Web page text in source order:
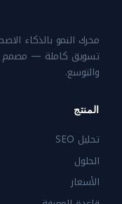
تسويق كاملة — مصمم
والتوسع.
المنتج
تحليل SEO
الحلول
الأسعار